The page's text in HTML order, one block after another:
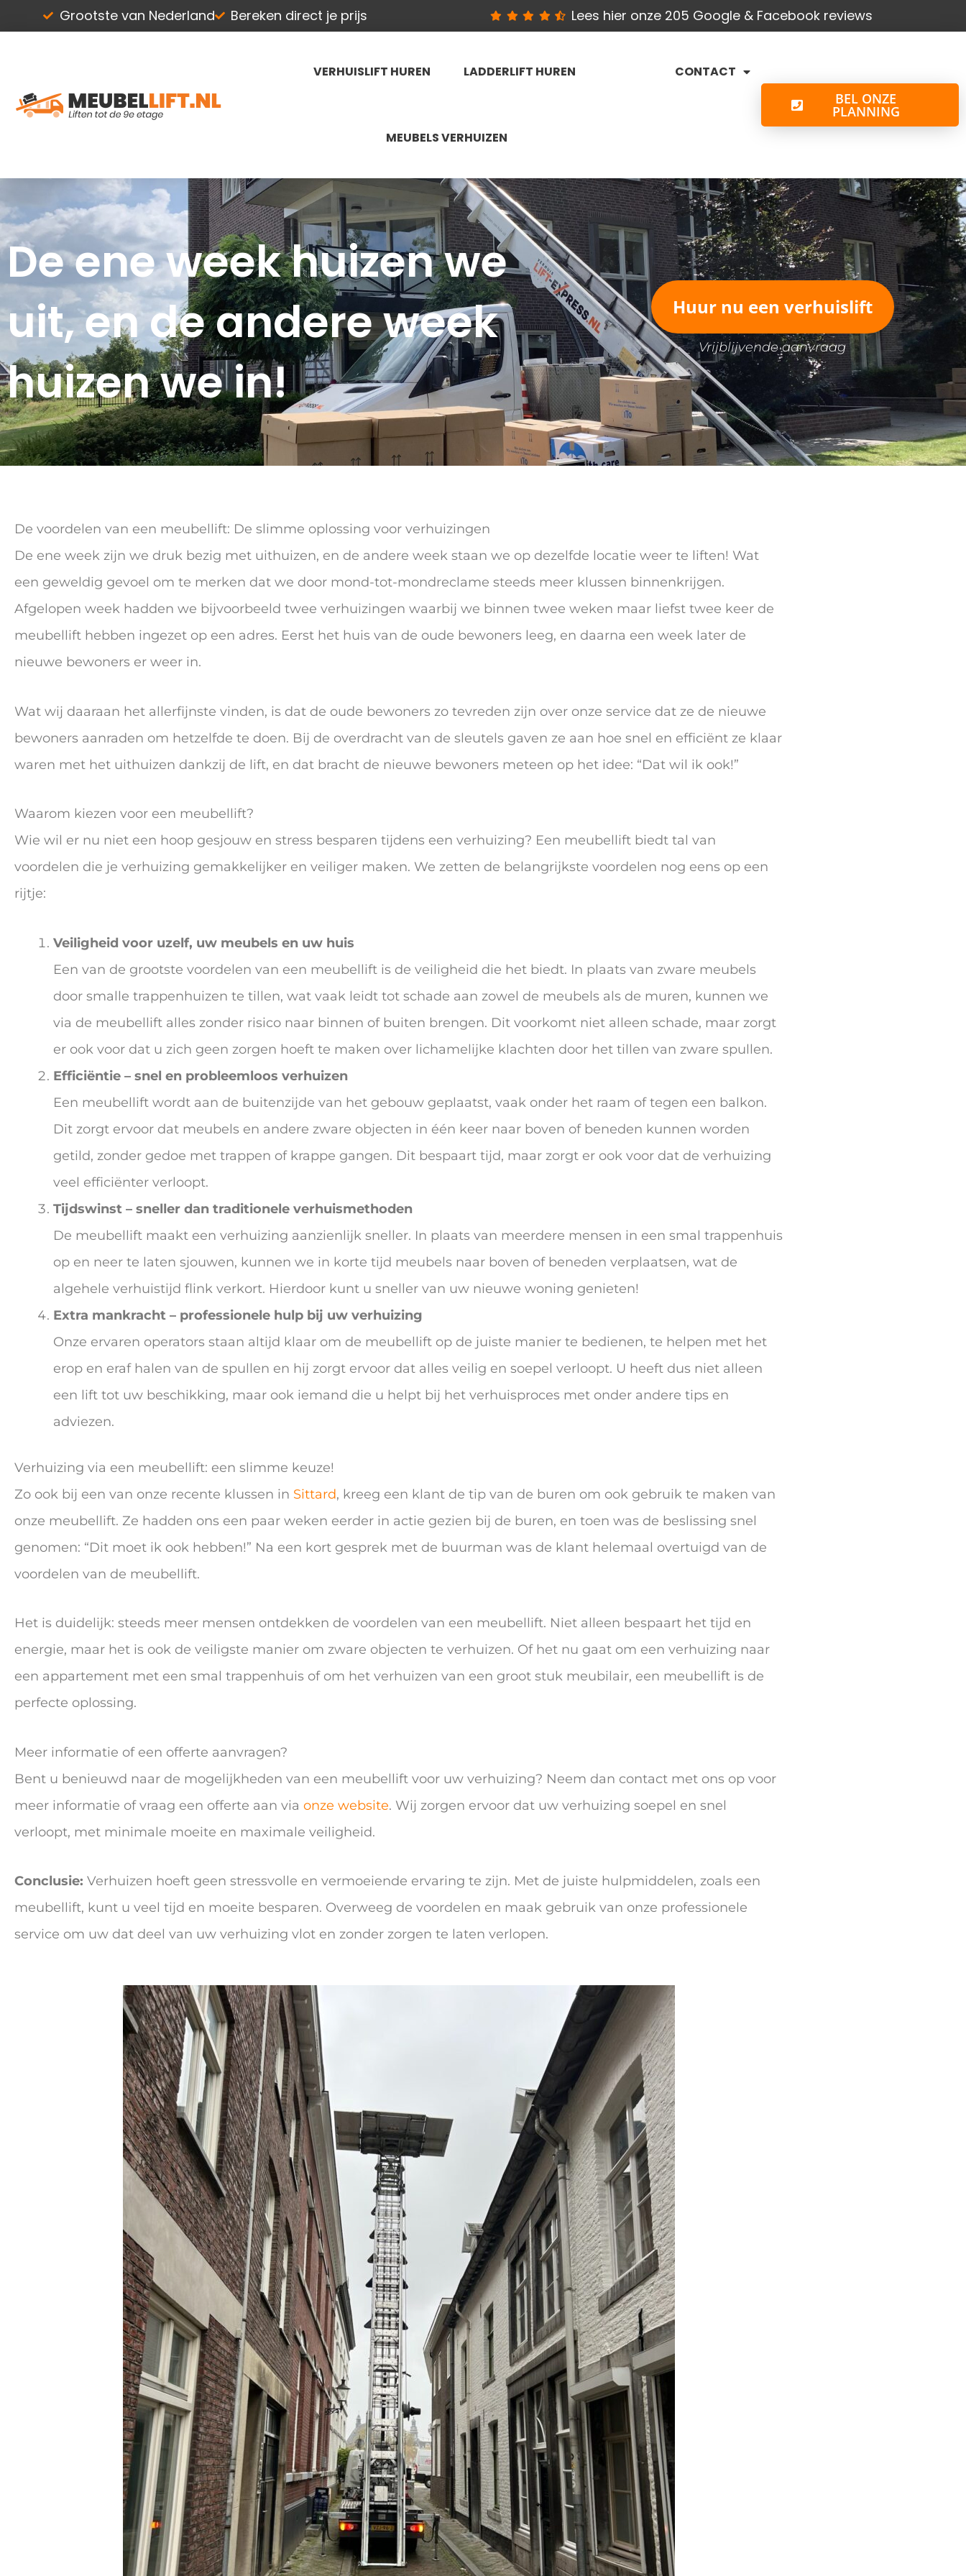
Grootste van Nederland Bereken direct je prijs Lees hier onze 205 Google & Facebook reviews
VERHUISLIFT HUREN LADDERLIFT HUREN
MEUBELS VERHUIZEN
CONTACT
BEL ONZE
PLANNING
De ene week huizen we
uit, en de andere week
huizen we in!
Huur nu een verhuislift
Vrijblijvende aanvraag
De voordelen van een meubellift: De slimme oplossing voor verhuizingen
De ene week zijn we druk bezig met uithuizen, en de andere week staan we op dezelfde locatie weer te liften! Wat
een geweldig gevoel om te merken dat we door mond-tot-mondreclame steeds meer klussen binnenkrijgen.
Afgelopen week hadden we bijvoorbeeld twee verhuizingen waarbij we binnen twee weken maar liefst twee keer de
meubellift hebben ingezet op een adres. Eerst het huis van de oude bewoners leeg, en daarna een week later de
nieuwe bewoners er weer in.
Wat wij daaraan het allerfijnste vinden, is dat de oude bewoners zo tevreden zijn over onze service dat ze de nieuwe
bewoners aanraden om hetzelfde te doen. Bij de overdracht van de sleutels gaven ze aan hoe snel en efficiënt ze klaar
waren met het uithuizen dankzij de lift, en dat bracht de nieuwe bewoners meteen op het idee: “Dat wil ik ook!”
Waarom kiezen voor een meubellift?
Wie wil er nu niet een hoop gesjouw en stress besparen tijdens een verhuizing? Een meubellift biedt tal van
voordelen die je verhuizing gemakkelijker en veiliger maken. We zetten de belangrijkste voordelen nog eens op een
rijtje:
Veiligheid voor uzelf, uw meubels en uw huis
Een van de grootste voordelen van een meubellift is de veiligheid die het biedt. In plaats van zware meubels
door smalle trappenhuizen te tillen, wat vaak leidt tot schade aan zowel de meubels als de muren, kunnen we
via de meubellift alles zonder risico naar binnen of buiten brengen. Dit voorkomt niet alleen schade, maar zorgt
er ook voor dat u zich geen zorgen hoeft te maken over lichamelijke klachten door het tillen van zware spullen.
Efficiëntie – snel en probleemloos verhuizen
Een meubellift wordt aan de buitenzijde van het gebouw geplaatst, vaak onder het raam of tegen een balkon.
Dit zorgt ervoor dat meubels en andere zware objecten in één keer naar boven of beneden kunnen worden
getild, zonder gedoe met trappen of krappe gangen. Dit bespaart tijd, maar zorgt er ook voor dat de verhuizing
veel efficiënter verloopt.
Tijdswinst – sneller dan traditionele verhuismethoden
De meubellift maakt een verhuizing aanzienlijk sneller. In plaats van meerdere mensen in een smal trappenhuis
op en neer te laten sjouwen, kunnen we in korte tijd meubels naar boven of beneden verplaatsen, wat de
algehele verhuistijd flink verkort. Hierdoor kunt u sneller van uw nieuwe woning genieten!
Extra mankracht – professionele hulp bij uw verhuizing
Onze ervaren operators staan altijd klaar om de meubellift op de juiste manier te bedienen, te helpen met het
erop en eraf halen van de spullen en hij zorgt ervoor dat alles veilig en soepel verloopt. U heeft dus niet alleen
een lift tot uw beschikking, maar ook iemand die u helpt bij het verhuisproces met onder andere tips en
adviezen.
Verhuizing via een meubellift: een slimme keuze!
Zo ook bij een van onze recente klussen in Sittard, kreeg een klant de tip van de buren om ook gebruik te maken van
onze meubellift. Ze hadden ons een paar weken eerder in actie gezien bij de buren, en toen was de beslissing snel
genomen: “Dit moet ik ook hebben!” Na een kort gesprek met de buurman was de klant helemaal overtuigd van de
voordelen van de meubellift.
Het is duidelijk: steeds meer mensen ontdekken de voordelen van een meubellift. Niet alleen bespaart het tijd en
energie, maar het is ook de veiligste manier om zware objecten te verhuizen. Of het nu gaat om een verhuizing naar
een appartement met een smal trappenhuis of om het verhuizen van een groot stuk meubilair, een meubellift is de
perfecte oplossing.
Meer informatie of een offerte aanvragen?
Bent u benieuwd naar de mogelijkheden van een meubellift voor uw verhuizing? Neem dan contact met ons op voor
meer informatie of vraag een offerte aan via onze website. Wij zorgen ervoor dat uw verhuizing soepel en snel
verloopt, met minimale moeite en maximale veiligheid.
Conclusie: Verhuizen hoeft geen stressvolle en vermoeiende ervaring te zijn. Met de juiste hulpmiddelen, zoals een
meubellift, kunt u veel tijd en moeite besparen. Overweeg de voordelen en maak gebruik van onze professionele
service om uw dat deel van uw verhuizing vlot en zonder zorgen te laten verlopen.